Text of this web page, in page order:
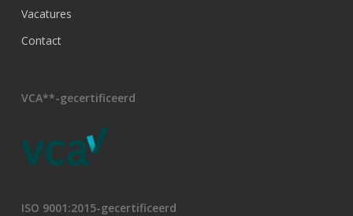
Vacatures
Contact
VCA**-gecertificeerd
ISO 9001:2015-gecertificeerd